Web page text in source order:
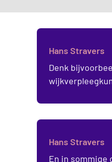
Hans Stravers
Denk
Hans Stravers
En in sommige